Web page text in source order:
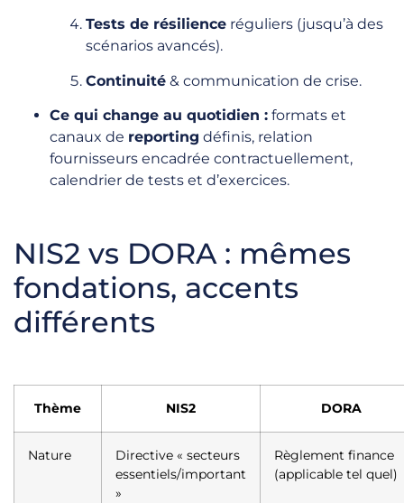
Tests de résilience réguliers (jusqu’à des
scénarios avancés).
Continuité & communication de crise.
Ce qui change au quotidien : formats et
canaux de reporting définis, relation
fournisseurs encadrée contractuellement,
calendrier de tests et d’exercices.
NIS2 vs DORA : mêmes
fondations, accents
différents
Thème NIS2 DORA
Nature
Directive « secteurs
essentiels/important
»
Règlement finance
(applicable tel quel)